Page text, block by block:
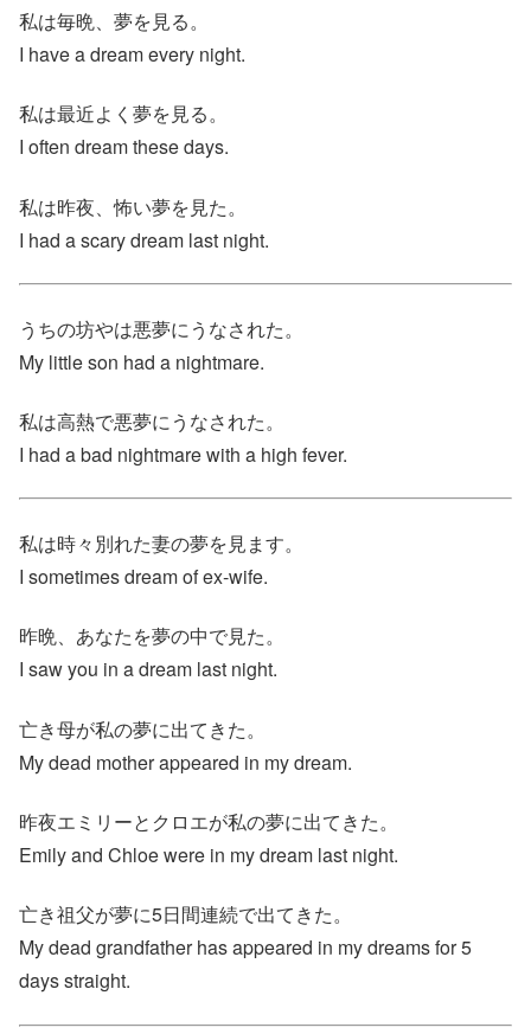
私は毎晩、夢を見る。
I have a dream every night.
私は最近よく夢を見る。
I often dream these days.
私は昨夜、怖い夢を見た。
I had a scary dream last night.
うちの坊やは悪夢にうなされた。
My little son had a nightmare.
私は高熱で悪夢にうなされた。
I had a bad nightmare with a high fever.
私は時々別れた妻の夢を見ます。
I sometimes dream of ex‐wife.
昨晩、あなたを夢の中で見た。
I saw you in a dream last night.
亡き母が私の夢に出てきた。
My dead mother appeared in my dream.
昨夜エミリーとクロエが私の夢に出てきた。
Emily and Chloe were in my dream last night.
亡き祖父が夢に5日間連続で出てきた。
My dead grandfather has appeared in my dreams for 5
days straight.